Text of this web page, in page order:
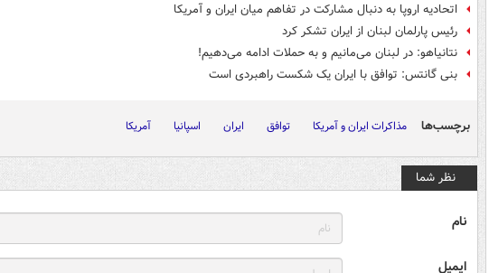
اتحادیه اروپا به دنبال مشارکت در تفاهم میان ایران و آمریکا
رئیس پارلمان لبنان از ایران تشکر کرد
نتانیاهو: در لبنان می‌مانیم و به حملات ادامه می‌دهیم!
بنی گانتس: توافق با ایران یک شکست راهبردی است
برچسب‌ها مذاکرات ایران و آمریکا توافق ایران اسپانیا آمریکا
نظر شما
نام
ایمیل